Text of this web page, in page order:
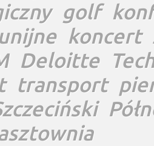
golf
koncert
Deloitte
transport